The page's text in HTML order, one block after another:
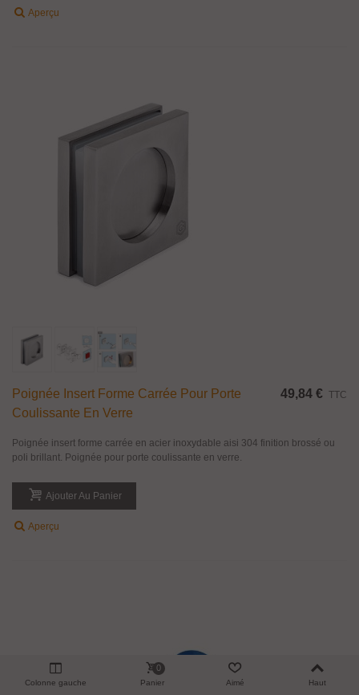
Aperçu
Poignée Insert Forme Carrée Pour Porte
Coulissante En Verre
49,84 € TTC
Poignée insert forme carrée en acier inoxydable aisi 304 finition brossé ou
poli brillant. Poignée pour porte coulissante en verre.
Ajouter Au Panier
Aperçu
Colonne gauche Panier
0
Aimé Haut